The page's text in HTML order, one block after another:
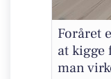
Foråret
at kigge
man